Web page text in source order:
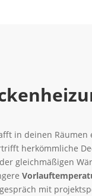
in deinen
herkömmliche
gleichmäßigen
mit